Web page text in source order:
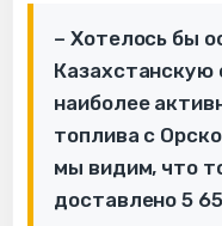
– Хотелось бы
Казахстанскую
наиболее
топлива с
мы видим, что
доставлено 5